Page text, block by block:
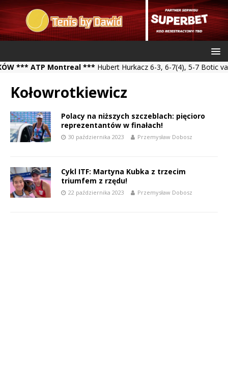
*** ATP Montreal *** Hubert Hurkacz 6-3, 6-7(4), 5-7 Botic van
Kołowrotkiewicz
Polacy na niższych szczeblach: pięcioro
reprezentantów w finałach!
30 października 2023 Przemysław Dobosz
Cykl ITF: Martyna Kubka z trzecim
triumfem z rzędu!
22 października 2023 Przemysław Dobosz